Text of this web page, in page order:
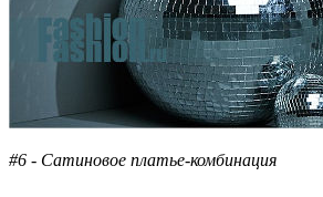
#6 - Сатиновое платье-комбинация